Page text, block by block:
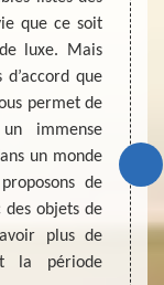
que ce soit
luxe. Mais
que
permet de
immense
un monde
de
objets de
plus de
la période
afin
posé